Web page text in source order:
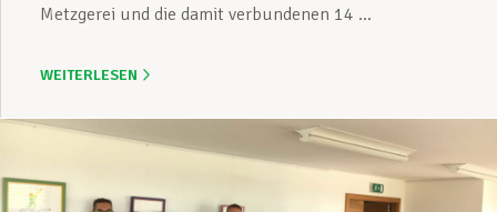
Metzgerei und die damit verbundenen 14 ...
WEITERLESEN